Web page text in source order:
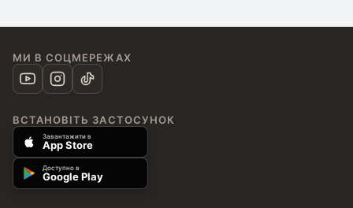
МИ В СОЦМЕРЕЖАХ
ВСТАНОВІТЬ ЗАСТОСУНОК
Завантажити в
App Store
Доступно в
Google Play